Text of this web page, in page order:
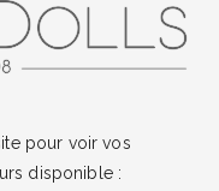
pour voir vos
disponible :